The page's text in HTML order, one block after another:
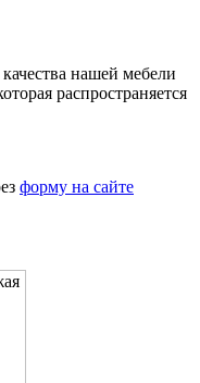
нашей мебели
распространяется
форму на сайте